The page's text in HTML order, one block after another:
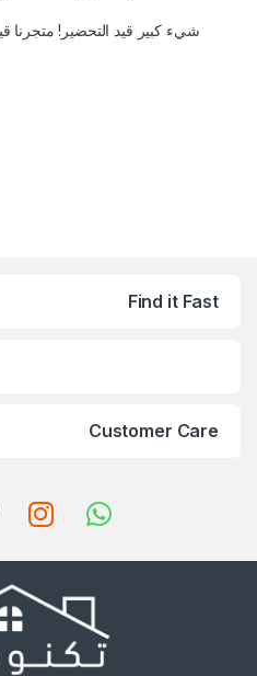
شيء كبير قيد التحضير! متجرنا
Find it Fast
Customer Care